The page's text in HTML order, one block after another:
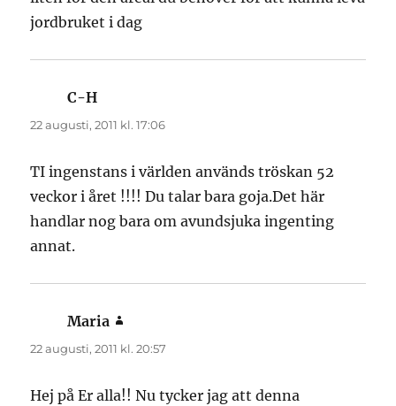
jordbruket i dag
C-H
22 augusti, 2011 kl. 17:06
TI ingenstans i världen används tröskan 52
veckor i året !!!! Du talar bara goja.Det här
handlar nog bara om avundsjuka ingenting
annat.
Maria
22 augusti, 2011 kl. 20:57
Hej på Er alla!! Nu tycker jag att denna